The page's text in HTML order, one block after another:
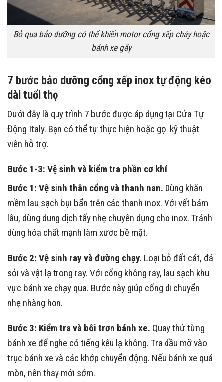
Bỏ qua bảo dưỡng có thể khiến motor cổng xếp cháy hoặc
bánh xe gãy
7 bước bảo dưỡng cổng xếp inox tự động kéo
dài tuổi thọ
Dưới đây là quy trình 7 bước được áp dụng tại Cửa Tự
Động Italy. Bạn có thể tự thực hiện hoặc gọi kỹ thuật
viên hỗ trợ.
Bước 1-3: Vệ sinh và kiểm tra phần cơ khí
Bước 1: Vệ sinh thân cổng và thanh nan. Dùng khăn
mềm lau sạch bụi bẩn trên các thanh inox. Với vết bám
lâu, dùng dung dịch tẩy nhẹ chuyên dụng cho inox. Tránh
dùng hóa chất mạnh làm xước bề mặt.
Bước 2: Vệ sinh ray và đường chạy. Loại bỏ đất cát, đá
sỏi và vật lạ trong ray. Với cổng không ray, lau sạch khu
vực bánh xe chạy qua. Bước này giúp cổng di chuyển
nhẹ nhàng hơn.
Bước 3: Kiểm tra và bôi trơn bánh xe. Quay thử từng
bánh xe để nghe có tiếng kêu lạ không. Tra dầu mỡ vào
trục bánh xe và các khớp chuyển động. Nếu bánh xe quá
mòn, nên thay mới sớm.